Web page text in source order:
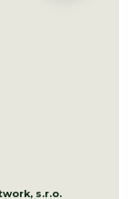
s.r.o.